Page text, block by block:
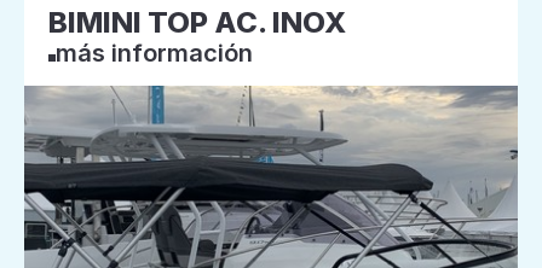
BIMINI TOP AC. INOX
más información